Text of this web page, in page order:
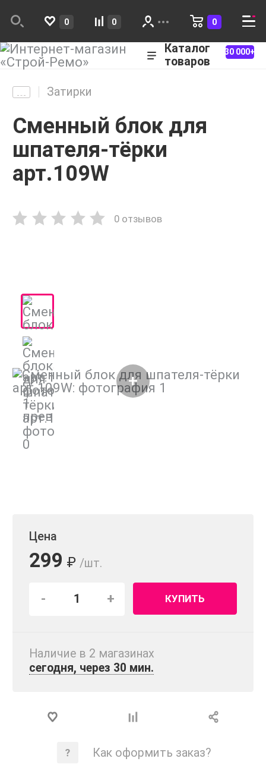
0 0 0
Каталог
товаров
30 000+
Затирки
Сменный блок для
шпателя-тёрки
арт.109W
0 отзывов
Цена
299 ₽ /шт.
- + КУПИТЬ
Наличие в 2 магазинах
сегодня, через 30 мин.
Как оформить заказ?